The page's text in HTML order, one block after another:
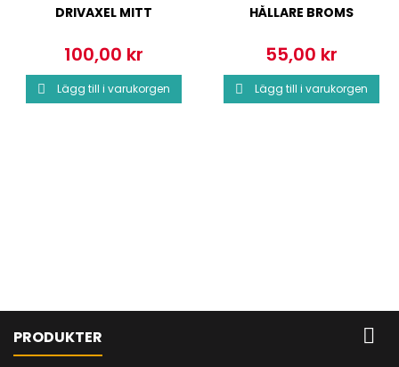
DRIVAXEL MITT
Pris
100,00 kr
 Lägg till i varukorgen
HÅLLARE BROMS
Pris
55,00 kr
 Lägg till i varukorgen
PRODUKTER 